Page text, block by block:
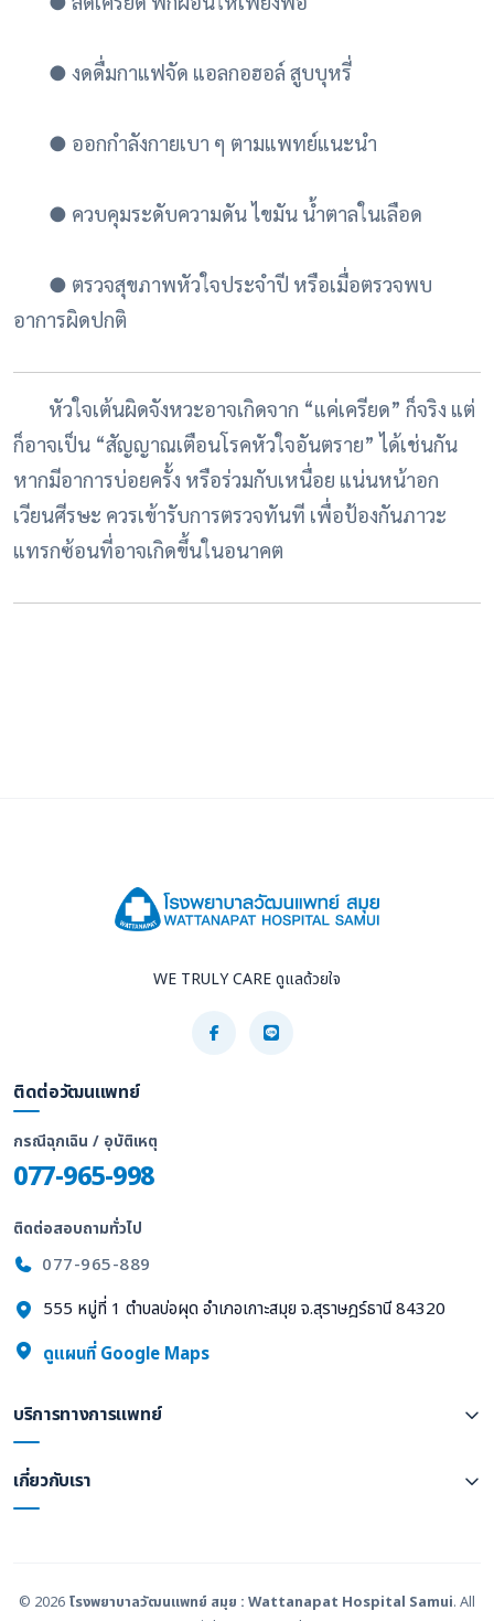
● งดดื่มกาแฟจัด แอลกอฮอล์ สูบบุหรี่
● ออกกำลังกายเบา ๆ ตามแพทย์แนะนำ
● ควบคุมระดับความดัน ไขมัน น้ำตาลในเลือด
● ตรวจสุขภาพหัวใจประจำปี หรือเมื่อตรวจพบ
อาการผิดปกติ
หัวใจเต้นผิดจังหวะอาจเกิดจาก “แค่เครียด” ก็จริง แต่
ก็อาจเป็น “สัญญาณเตือนโรคหัวใจอันตราย” ได้เช่นกัน
หากมีอาการบ่อยครั้ง หรือร่วมกับเหนื่อย แน่นหน้าอก
เวียนศีรษะ ควรเข้ารับการตรวจทันที เพื่อป้องกันภาวะ
แทรกซ้อนที่อาจเกิดขึ้นในอนาคต
WE TRULY CARE ดูแลด้วยใจ
ติดต่อวัฒนแพทย์
กรณีฉุกเฉิน / อุบัติเหตุ
077-965-998
ติดต่อสอบถามทั่วไป
077-965-889
555 หมู่ที่ 1 ตำบลบ่อผุด อำเภอเกาะสมุย จ.สุราษฎร์ธานี 84320
ดูแผนที่ Google Maps
บริการทางการแพทย์
เกี่ยวกับเรา
© 2026 โรงพยาบาลวัฒนแพทย์ สมุย : Wattanapat Hospital Samui. All